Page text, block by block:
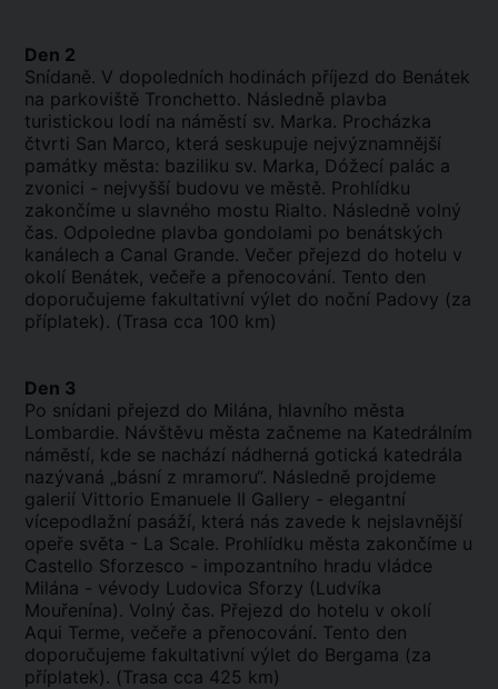
Den 2
Snídaně. V dopoledních hodinách příjezd do Benátek
na parkoviště Tronchetto. Následně plavba
turistickou lodí na náměstí sv. Marka. Procházka
čtvrti San Marco, která seskupuje nejvýznamnější
památky města: baziliku sv. Marka, Dóžecí palác a
zvonici - nejvyšší budovu ve městě. Prohlídku
zakončíme u slavného mostu Rialto. Následně volný
čas. Odpoledne plavba gondolami po benátských
kanálech a Canal Grande. Večer přejezd do hotelu v
okolí Benátek, večeře a přenocování. Tento den
doporučujeme fakultativní výlet do noční Padovy (za
příplatek). (Trasa cca 100 km)
Den 3
Po snídani přejezd do Milána, hlavního města
Lombardie. Návštěvu města začneme na Katedrálním
náměstí, kde se nachází nádherná gotická katedrála
nazývaná „básní z mramoru“. Následně projdeme
galerií Vittorio Emanuele II Gallery - elegantní
vícepodlažní pasáží, která nás zavede k nejslavnější
opeře světa - La Scale. Prohlídku města zakončíme u
Castello Sforzesco - impozantního hradu vládce
Milána - vévody Ludovica Sforzy (Ludvíka
Mouřenína). Volný čas. Přejezd do hotelu v okolí
Aqui Terme, večeře a přenocování. Tento den
doporučujeme fakultativní výlet do Bergama (za
příplatek). (Trasa cca 425 km)